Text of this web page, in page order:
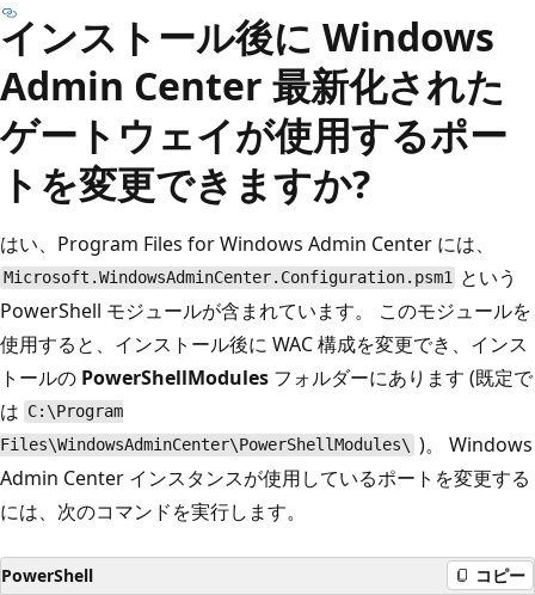
インストール後に Windows
Admin Center 最新化された
ゲートウェイが使用するポー
トを変更できますか?
はい、Program Files for Windows Admin Center には、
Microsoft.WindowsAdminCenter.Configuration.psm1 という
PowerShell モジュールが含まれています。 このモジュールを
使用すると、インストール後に WAC 構成を変更でき、インス
トールの PowerShellModules フォルダーにあります (既定で
は C:\Program
Files\WindowsAdminCenter\PowerShellModules\ )。 Windows
Admin Center インスタンスが使用しているポートを変更する
には、次のコマンドを実行します。
PowerShell コピー